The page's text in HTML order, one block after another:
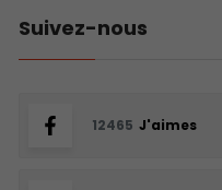
Suivez-nous
12465 J'aimes